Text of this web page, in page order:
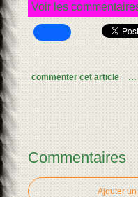
Voir les
commenter cet article …
Commentaires
Ajouter